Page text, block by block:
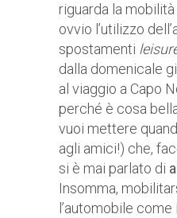
riguarda la mobilità
ovvio l’utilizzo
spostamenti
dalla domenicale
al viaggio a Capo
perché è cosa
vuoi mettere
agli amici!) che,
si è mai parlato di
Insomma,
l’automobile